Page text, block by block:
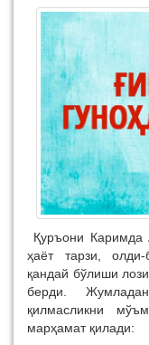
Қуръони Каримда
ҳаёт тарзи,
қандай бўлиши
берди.
қилмасликни
марҳамат қилади: